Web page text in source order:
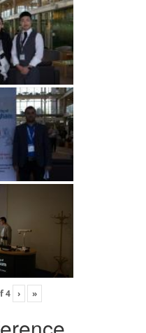
4 › »